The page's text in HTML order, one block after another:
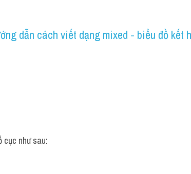
dẫn cách viết dạng mixed - biểu đồ kết
cục như sau: